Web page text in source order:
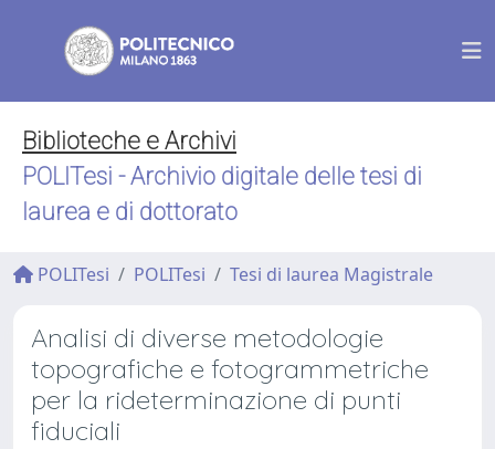
Biblioteche e Archivi
POLITesi - Archivio digitale delle tesi di
laurea e di dottorato
POLITesi POLITesi Tesi di laurea Magistrale
Analisi di diverse metodologie
topografiche e fotogrammetriche
per la rideterminazione di punti
fiduciali